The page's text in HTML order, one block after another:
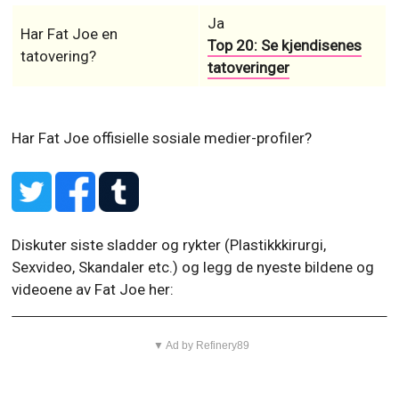
Har Fat Joe en
tatovering?
Ja
Top 20: Se kjendisenes
tatoveringer
Har Fat Joe offisielle sosiale medier-profiler?
Diskuter siste sladder og rykter (Plastikkkirurgi,
Sexvideo, Skandaler etc.) og legg de nyeste bildene og
videoene av Fat Joe her:
▼ Ad by Refinery89